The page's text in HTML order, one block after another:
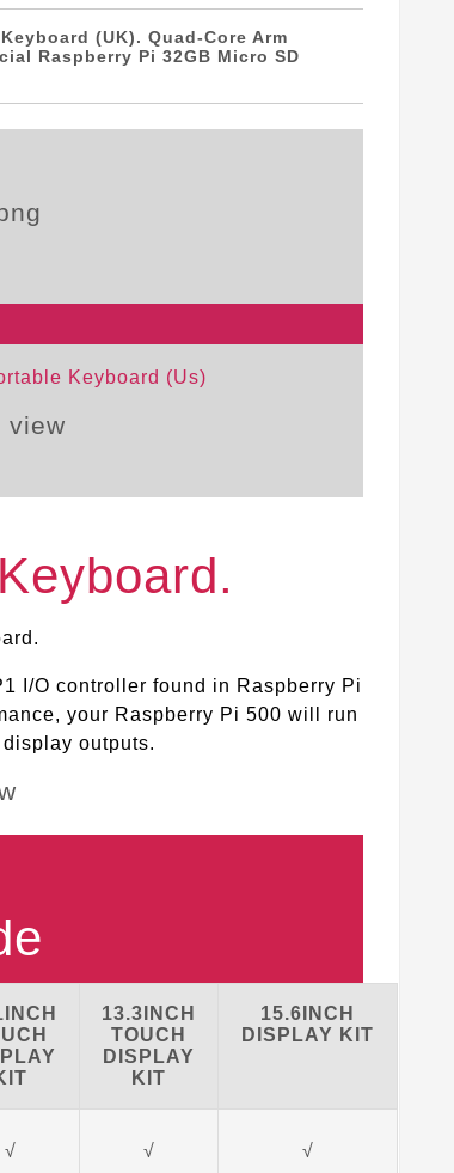
(UK). Quad-Core Arm
Raspberry Pi 32GB Micro SD
Keyboard (Us)
I/O controller found in Raspberry Pi
your Raspberry Pi 500 will run
outputs.
13.3INCH
TOUCH
DISPLAY
KIT
15.6INCH
DISPLAY KIT
√ √ √